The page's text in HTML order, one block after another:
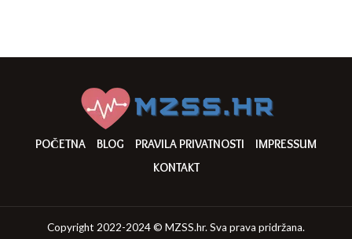
POČETNA BLOG PRAVILA PRIVATNOSTI
IMPRESSUM
KONTAKT
Copyright 2022-2024 © MZSS.hr. Sva prava pridržana.